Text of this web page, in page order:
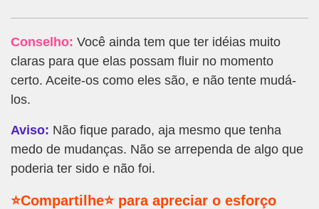
Conselho: Você ainda tem que ter idéias muito
claras para que elas possam fluir no momento
certo. Aceite-os como eles são, e não tente mudá-
los.
Aviso: Não fique parado, aja mesmo que tenha
medo de mudanças. Não se arrependa de algo que
poderia ter sido e não foi.
⭐Compartilhe⭐ para apreciar o esforço